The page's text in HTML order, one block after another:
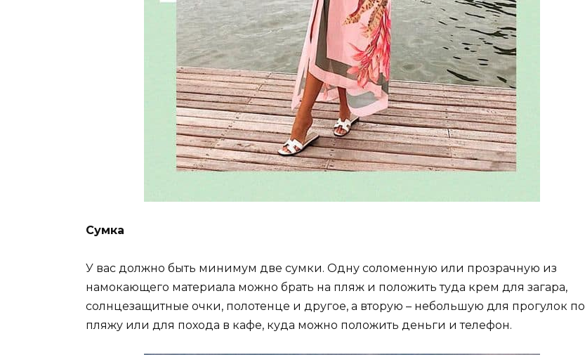
Сумка
У вас должно быть минимум две сумки. Одну соломенную или прозрачную из
намокающего материала можно брать на пляж и положить туда крем для загара,
солнцезащитные очки, полотенце и другое, а вторую – небольшую для прогулок по
пляжу или для похода в кафе, куда можно положить деньги и телефон.